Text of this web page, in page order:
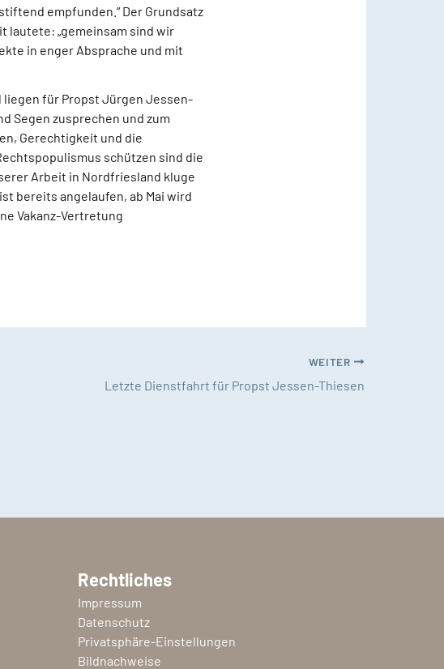
empfunden.“ Der Grundsatz
lautete: „gemeinsam sind wir
in enger Absprache und mit
für Propst Jürgen Jessen-
Segen zusprechen und zum
Gerechtigkeit und die
schützen sind die
Arbeit in Nordfriesland kluge
bereits angelaufen, ab Mai wird
Vakanz-Vertretung
WEITER
Letzte Dienstfahrt für Propst Jessen-Thiesen
Rechtliches
Impressum
Datenschutz
Privatsphäre-Einstellungen
Bildnachweise